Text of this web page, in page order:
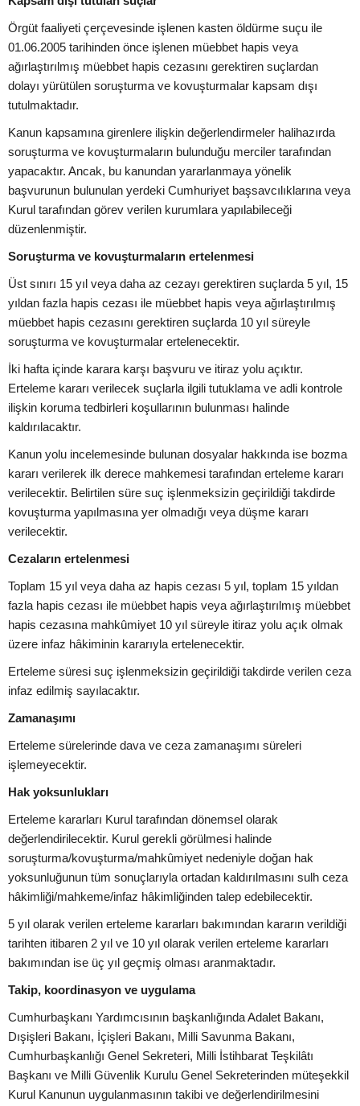
Örgüt faaliyeti çerçevesinde işlenen kasten öldürme suçu ile
01.06.2005 tarihinden önce işlenen müebbet hapis veya
ağırlaştırılmış müebbet hapis cezasını gerektiren suçlardan
dolayı yürütülen soruşturma ve kovuşturmalar kapsam dışı
tutulmaktadır.
Kanun kapsamına girenlere ilişkin değerlendirmeler halihazırda
soruşturma ve kovuşturmaların bulunduğu merciler tarafından
yapacaktır. Ancak, bu kanundan yararlanmaya yönelik
başvurunun bulunulan yerdeki Cumhuriyet başsavcılıklarına veya
Kurul tarafından görev verilen kurumlara yapılabileceği
düzenlenmiştir.
Soruşturma ve kovuşturmaların ertelenmesi
Üst sınırı 15 yıl veya daha az cezayı gerektiren suçlarda 5 yıl, 15
yıldan fazla hapis cezası ile müebbet hapis veya ağırlaştırılmış
müebbet hapis cezasını gerektiren suçlarda 10 yıl süreyle
soruşturma ve kovuşturmalar ertelenecektir.
İki hafta içinde karara karşı başvuru ve itiraz yolu açıktır.
Erteleme kararı verilecek suçlarla ilgili tutuklama ve adli kontrole
ilişkin koruma tedbirleri koşullarının bulunması halinde
kaldırılacaktır.
Kanun yolu incelemesinde bulunan dosyalar hakkında ise bozma
kararı verilerek ilk derece mahkemesi tarafından erteleme kararı
verilecektir. Belirtilen süre suç işlenmeksizin geçirildiği takdirde
kovuşturma yapılmasına yer olmadığı veya düşme kararı
verilecektir.
Cezaların ertelenmesi
Toplam 15 yıl veya daha az hapis cezası 5 yıl, toplam 15 yıldan
fazla hapis cezası ile müebbet hapis veya ağırlaştırılmış müebbet
hapis cezasına mahkûmiyet 10 yıl süreyle itiraz yolu açık olmak
üzere infaz hâkiminin kararıyla ertelenecektir.
Erteleme süresi suç işlenmeksizin geçirildiği takdirde verilen ceza
infaz edilmiş sayılacaktır.
Zamanaşımı
Erteleme sürelerinde dava ve ceza zamanaşımı süreleri
işlemeyecektir.
Hak yoksunlukları
Erteleme kararları Kurul tarafından dönemsel olarak
değerlendirilecektir. Kurul gerekli görülmesi halinde
soruşturma/kovuşturma/mahkûmiyet nedeniyle doğan hak
yoksunluğunun tüm sonuçlarıyla ortadan kaldırılmasını sulh ceza
hâkimliği/mahkeme/infaz hâkimliğinden talep edebilecektir.
5 yıl olarak verilen erteleme kararları bakımından kararın verildiği
tarihten itibaren 2 yıl ve 10 yıl olarak verilen erteleme kararları
bakımından ise üç yıl geçmiş olması aranmaktadır.
Takip, koordinasyon ve uygulama
Cumhurbaşkanı Yardımcısının başkanlığında Adalet Bakanı,
Dışişleri Bakanı, İçişleri Bakanı, Milli Savunma Bakanı,
Cumhurbaşkanlığı Genel Sekreteri, Milli İstihbarat Teşkilâtı
Başkanı ve Milli Güvenlik Kurulu Genel Sekreterinden müteşekkil
Kurul Kanunun uygulanmasının takibi ve değerlendirilmesini